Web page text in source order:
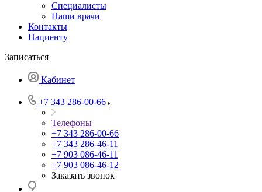
Специалисты
Наши врачи
Контакты
Пациенту
Записаться
Кабинет
+7 343 286-00-66
Телефоны
+7 343 286-00-66
+7 343 286-46-11
+7 903 086-46-11
+7 903 086-46-12
Заказать звонок